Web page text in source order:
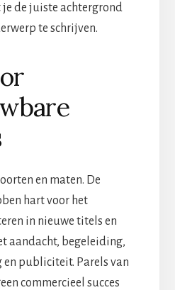
de juiste achtergrond
te schrijven.
en maten. De
hart voor het
in nieuwe titels en
aandacht, begeleiding,
en publiciteit. Parels van
commercieel succes